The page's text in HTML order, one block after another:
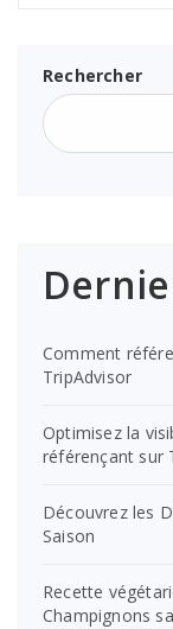
Rechercher
Comment
TripAdvisor
Optimisez la
référençant sur
Découvrez les
Saison
Recette
Champignons